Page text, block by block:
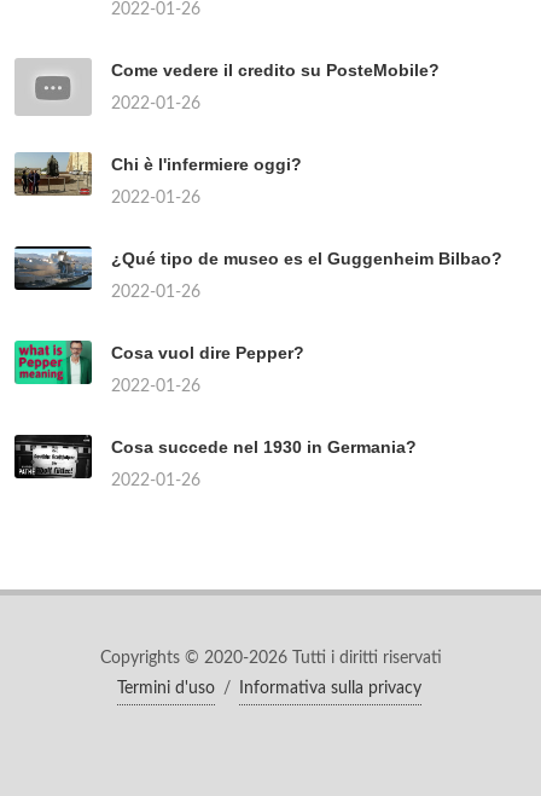
2022-01-26
Come vedere il credito su PosteMobile?
2022-01-26
Chi è l'infermiere oggi?
2022-01-26
¿Qué tipo de museo es el Guggenheim Bilbao?
2022-01-26
Cosa vuol dire Pepper?
2022-01-26
Cosa succede nel 1930 in Germania?
2022-01-26
Copyrights © 2020-2026 Tutti i diritti riservati
Termini d'uso
/ Informativa sulla privacy